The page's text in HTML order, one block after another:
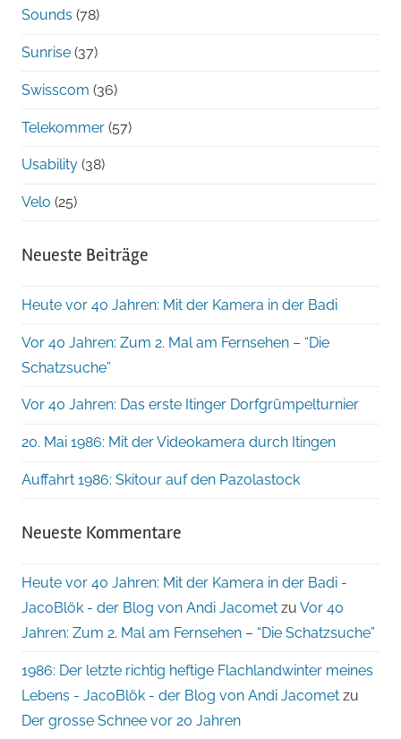
Sounds (78)
Sunrise (37)
Swisscom (36)
Telekommer (57)
Usability (38)
Velo (25)
Neueste Beiträge
Heute vor 40 Jahren: Mit der Kamera in der Badi
Vor 40 Jahren: Zum 2. Mal am Fernsehen – “Die
Schatzsuche”
Vor 40 Jahren: Das erste Itinger Dorfgrümpelturnier
20. Mai 1986: Mit der Videokamera durch Itingen
Auffahrt 1986: Skitour auf den Pazolastock
Neueste Kommentare
Heute vor 40 Jahren: Mit der Kamera in der Badi -
JacoBlök - der Blog von Andi Jacomet zu Vor 40
Jahren: Zum 2. Mal am Fernsehen – “Die Schatzsuche”
1986: Der letzte richtig heftige Flachlandwinter meines
Lebens - JacoBlök - der Blog von Andi Jacomet zu
Der grosse Schnee vor 20 Jahren